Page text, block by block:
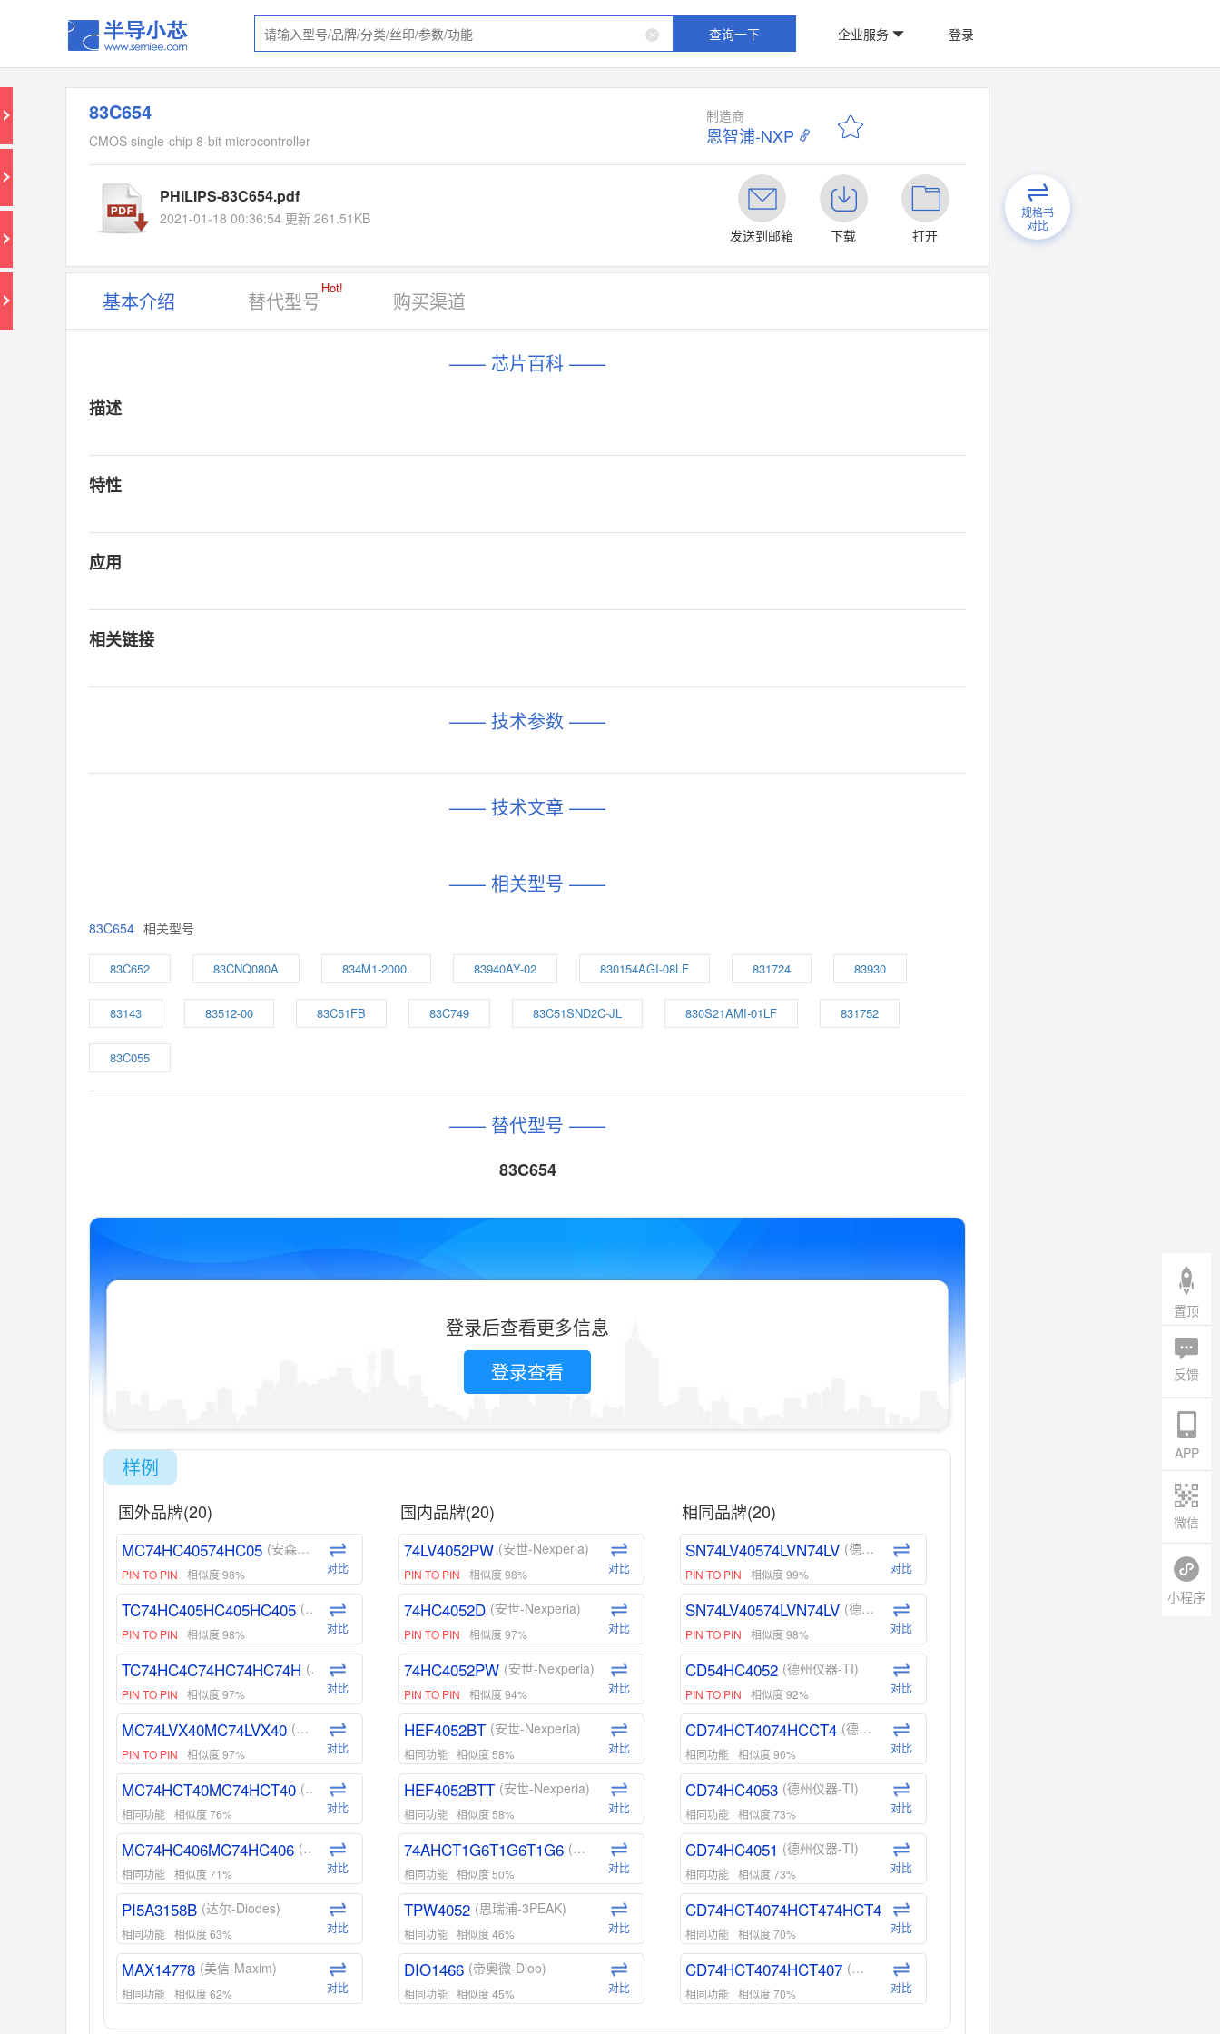
查询一下 企业服务 登录
83C654
CMOS single-chip 8-bit microcontroller
制造商
恩智浦-NXP
PHILIPS-83C654.pdf
2021-01-18 00:36:54 更新 261.51KB
发送到邮箱
下载 打开
规格书
对比
基本介绍 替代型号
Hot!
购买渠道
—— 芯片百科 ——
描述
特性
应用
相关链接
—— 技术参数 ——
—— 技术文章 ——
—— 相关型号 ——
83C654 相关型号
83C652 83CNQ080A 834M1-2000. 83940AY-02 830154AGI-08LF 831724 83930
83143 83512-00 83C51FB 83C749 83C51SND2C-JL 830S21AMI-01LF 831752
83C055
—— 替代型号 ——
83C654
登录后查看更多信息
登录查看
样例
国外品牌(20)
MC74HC40574HC05 (安森美-ON)
PIN TO PIN 相似度 98% 对比
TC74HC405HC405HC405 (东芝-Toshiba)
PIN TO PIN 相似度 98% 对比
TC74HC4C74HC74HC74H (东芝-Toshiba)
PIN TO PIN 相似度 97% 对比
MC74LVX40MC74LVX40 (安森美-ON)
PIN TO PIN 相似度 97% 对比
MC74HCT40MC74HCT40 (安森美-ON)
相同功能 相似度 76% 对比
MC74HC406MC74HC406 (安森美-ON)
相同功能 相似度 71% 对比
PI5A3158B (达尔-Diodes)
相同功能 相似度 63% 对比
MAX14778 (美信-Maxim)
相同功能 相似度 62% 对比
ADG1439 (亚德诺-ADI)
国内品牌(20)
74LV4052PW (安世-Nexperia)
PIN TO PIN 相似度 98% 对比
74HC4052D (安世-Nexperia)
PIN TO PIN 相似度 97% 对比
74HC4052PW (安世-Nexperia)
PIN TO PIN 相似度 94% 对比
HEF4052BT (安世-Nexperia)
相同功能 相似度 58% 对比
HEF4052BTT (安世-Nexperia)
相同功能 相似度 58% 对比
74AHCT1G6T1G6T1G6 (安世-Nexperia)
相同功能 相似度 50% 对比
TPW4052 (思瑞浦-3PEAK)
相同功能 相似度 46% 对比
DIO1466 (帝奥微-Dioo)
相同功能 相似度 45% 对比
DIO1159 (帝奥微-Dioo)
相同品牌(20)
SN74LV40574LVN74LV (德州仪器-TI)
PIN TO PIN 相似度 99% 对比
SN74LV40574LVN74LV (德州仪器-TI)
PIN TO PIN 相似度 98% 对比
CD54HC4052 (德州仪器-TI)
PIN TO PIN 相似度 92% 对比
CD74HCT4074HCCT4 (德州仪器-TI)
相同功能 相似度 90% 对比
CD74HC4053 (德州仪器-TI)
相同功能 相似度 73% 对比
CD74HC4051 (德州仪器-TI)
相同功能 相似度 73% 对比
CD74HCT4074HCT474HCT4 (德州仪器-TI)
相同功能 相似度 70% 对比
CD74HCT4074HCT407 (德州仪器-TI)
相同功能 相似度 70% 对比
CD74HCT4D74HDCT40 (德州仪器-TI)
置顶
反馈
APP
微信
小程序